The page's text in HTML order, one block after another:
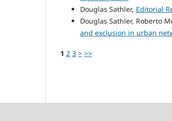
Douglas Sathler, Editorial
Douglas Sathler, Roberto
and exclusion in urban
1 2 3 > >>